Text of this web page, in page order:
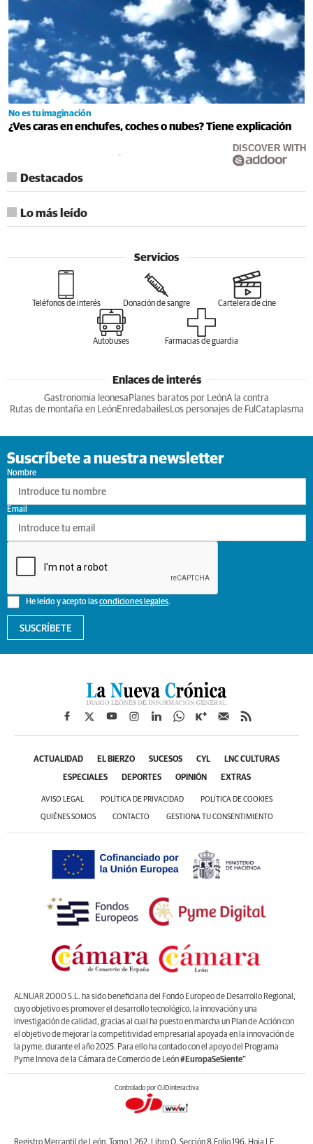
No es tu imaginación
¿Ves caras en enchufes, coches o nubes? Tiene explicación
DISCOVER WITH
Destacados
Lo más leído
Servicios
Teléfonos de interés Donación de sangre Cartelera de cine
Autobuses Farmacias de guardia
Enlaces de interés
Gastronomia leonesa Planes baratos por LeónA la contra
Rutas de montaña en LeónEnredabailesLos personajes de Ful Cataplasma
Suscríbete a nuestra newsletter
Nombre
He leído y acepto lascondiciones legales.
Email
SUSCRÍBETE
ACTUALIDAD EL BIERZO SUCESOS CYL LNC CULTURAS
ESPECIALES DEPORTES OPINIÓN EXTRAS
AVISO LEGAL POLÍTICA DE PRIVACIDAD POLÍTICA DE COOKIES
QUIÉNES SOMOS CONTACTO GESTIONA TU CONSENTIMIENTO
ALNUAR 2000 S.L. ha sido beneficiaria del Fondo Europeo de Desarrollo Regional,
cuyo objetivo es promover el desarrollo tecnológico, la innovación y una
investigación de calidad, gracias al cual ha puesto en marcha un Plan de Acción con
el objetivo de mejorar la competitividad empresarial apoyada en la innovación de
la pyme, durante el año 2025. Para ello ha contado con el apoyo del Programa
Pyme Innova de la Cámara de Comercio de León#EuropaSeSiente”
Controlado por OJDinteractiva